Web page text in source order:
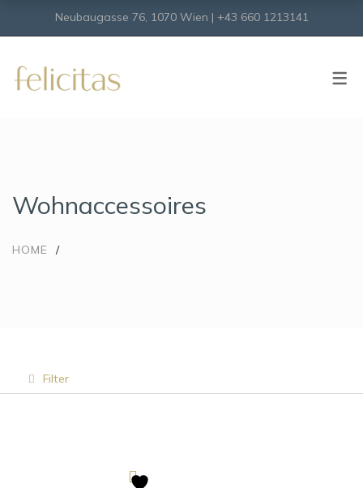
Onlineshop
Neubaugasse 76, 1070 Wien | +43 660 1213141
Wohnaccessoires
HOME
Filter